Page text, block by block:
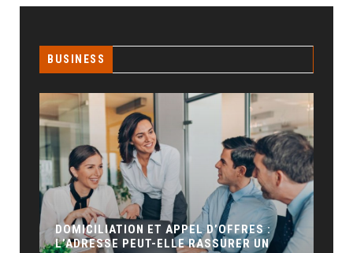
BUSINESS
D’OFFRES :
RASSURER UN
GÉO SEO : UN LEVIER
POUR LA VISIBILITÉ LOCALE
BUSINESS